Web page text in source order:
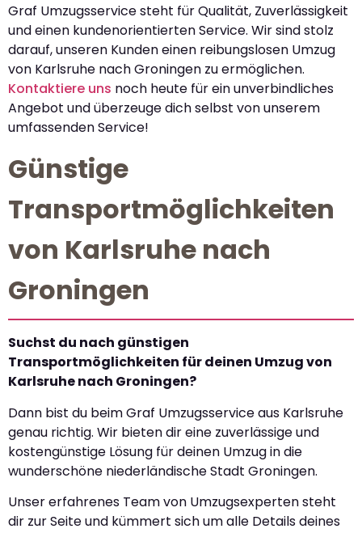
Graf Umzugsservice steht für Qualität, Zuverlässigkeit
und einen kundenorientierten Service. Wir sind stolz
darauf, unseren Kunden einen reibungslosen Umzug
von Karlsruhe nach Groningen zu ermöglichen.
Kontaktiere uns noch heute für ein unverbindliches
Angebot und überzeuge dich selbst von unserem
umfassenden Service!
Günstige
Transportmöglichkeiten
von Karlsruhe nach
Groningen
Suchst du nach günstigen
Transportmöglichkeiten für deinen Umzug von
Karlsruhe nach Groningen?
Dann bist du beim Graf Umzugsservice aus Karlsruhe
genau richtig. Wir bieten dir eine zuverlässige und
kostengünstige Lösung für deinen Umzug in die
wunderschöne niederländische Stadt Groningen.
Unser erfahrenes Team von Umzugsexperten steht
dir zur Seite und kümmert sich um alle Details deines